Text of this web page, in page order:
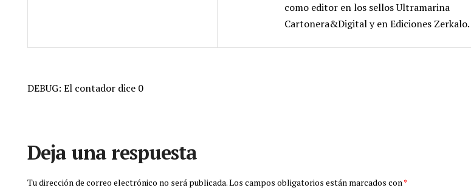
como editor en los sellos Ultramarina
Cartonera&Digital y en Ediciones Zerkalo.
DEBUG: El contador dice 0
Deja una respuesta
Tu dirección de correo electrónico no será publicada.Los campos obligatorios están marcados con*